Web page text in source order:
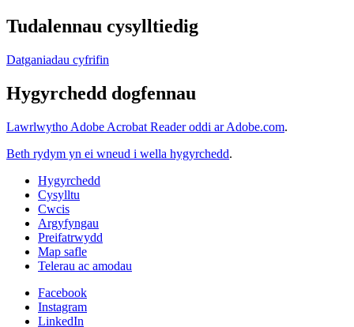
Tudalennau cysylltiedig
Datganiadau cyfrifin
Hygyrchedd dogfennau
Lawrlwytho Adobe Acrobat Reader oddi ar Adobe.com.
Beth rydym yn ei wneud i wella hygyrchedd.
Hygyrchedd
Cysylltu
Cwcis
Argyfyngau
Preifatrwydd
Map safle
Telerau ac amodau
Facebook
Instagram
LinkedIn